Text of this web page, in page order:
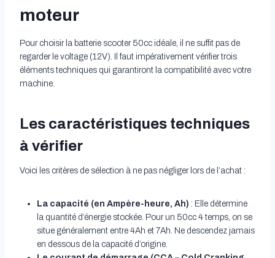
moteur
Pour choisir la batterie scooter 50cc idéale, il ne suffit pas de
regarder le voltage (12V). Il faut impérativement vérifier trois
éléments techniques qui garantiront la compatibilité avec votre
machine.
Les caractéristiques techniques
à vérifier
Voici les critères de sélection à ne pas négliger lors de l’achat :
La capacité (en Ampère-heure, Ah) : Elle détermine
la quantité d’énergie stockée. Pour un 50cc 4 temps, on se
situe généralement entre 4Ah et 7Ah. Ne descendez jamais
en dessous de la capacité d’origine.